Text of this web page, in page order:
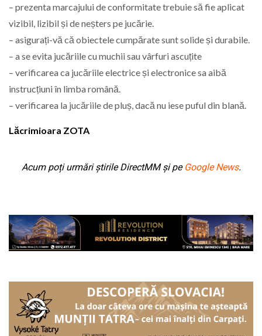
– prezenta marcajului de conformitate trebuie să fie aplicat
vizibil, lizibil și de neșters pe jucărie.
– asigurați-vă că obiectele cumpărate sunt solide și durabile.
– a se evita jucăriile cu muchii sau vârfuri ascuțite
– verificarea ca jucăriile electrice și electronice sa aibă
instrucțiuni în limba română.
– verificarea la jucăriile de pluș, dacă nu iese puful din blană.
Lăcrimioara ZOTA
Acum poți urmări știrile DirectMM și pe Google News.